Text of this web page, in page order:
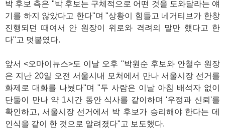
박 후보 측은 "박 후보는 구체적으로 어떤 것을 도와달라는 얘
기를 하지 않았다고 한다"며 "상황이 힘들고 네거티브가 한창
진행되던 때여서 안 원장이 위로와 격려의 말만 했다고 한
다"고 덧붙였다.
앞서 <오마이뉴스>도 이날 오후 "박원순 후보와 안철수 원장
은 지난 20일 오전 서울시내 모처에서 만나 서울시장 선거를
화제로 대화를 나눴다"며 "두 사람은 이날 아침 배석자 없이
단둘이 만나 약 1시간 동안 식사를 같이하며 '우정과 신뢰'를
확인하고, 서울시장 선거에서 박 후보가 승리해야 한다는 데
인식을 같이 한 것으로 알려졌다"고 보도했다.